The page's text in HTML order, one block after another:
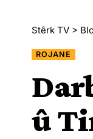
Stêrk TV >
ROJANE
û